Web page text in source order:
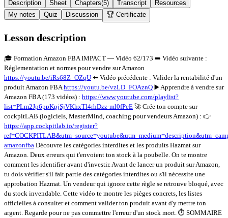
Description
Sheet Chapters(5) Transcript
Resources
My notes
Quiz Discussion 🏆 Certificate
Lesson description
🎓 Formation Amazon FBA IMPACT — Vidéo 62/173 ➡️ Vidéo suivante :
Réglementation et normes pour vendre sur Amazon
https://youtu.be/iRs68Z_OZqU ⬅️ Vidéo précédente : Valider la rentabilité d'un
produit Amazon FBAhttps://youtu.be/vzLD_FOAznQ ▶️ Apprendre à vendre sur
Amazon FBA (173 vidéos) : https://www.youtube.com/playlist?
list=PLm2Jp6ppKpjSjVKhxTl4rhDzz-ml0fPeE 🚀 Crée ton compte sur
cockpitLAB (logiciels, MasterMind, coaching pour vendeurs Amazon) : 👉
https://app.cockpitlab.io/register?
amazonfba Découvre les catégories interdites et les produits Hazmat sur
Amazon. Deux erreurs qui t'envoient ton stock à la poubelle. On te montre
comment les identifier avant d'investir. Avant de lancer un produit sur Amazon,
tu dois vérifier s'il fait partie des catégories interdites ou s'il nécessite une
approbation Hazmat. Un vendeur qui ignore cette règle se retrouve bloqué, avec
du stock invendable. Cette vidéo te montre les pièges concrets, les listes
officielles à consulter et comment valider ton produit avant d'y mettre ton
argent. Regarde pour ne pas commettre l'erreur d'un stock mort. ⏱️ SOMMAIRE